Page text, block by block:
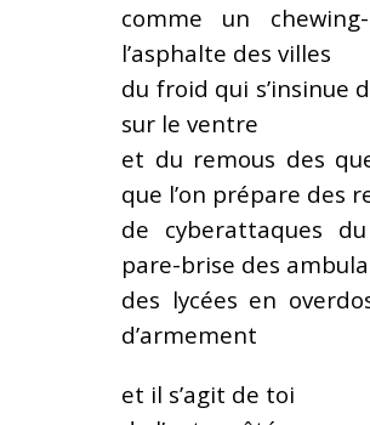
comme un
l’asphalte des villes
du froid qui s’insinue
sur le ventre
et du remous des
que l’on prépare des
de cyberattaques
pare-brise des
des lycées en
d’armement
et il s’agit de toi